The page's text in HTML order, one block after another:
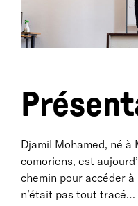
Djamil Mohamed, né
comoriens, est
chemin pour accéder
n’était pas tout tracé…